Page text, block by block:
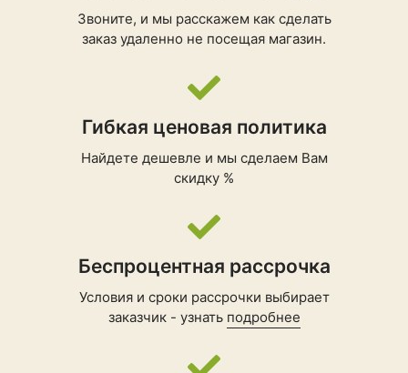
Звоните, и мы расскажем как сделать
заказ удаленно не посещая магазин.
Гибкая ценовая политика
Найдете дешевле и мы сделаем Вам
скидку %
Беспроцентная рассрочка
Условия и сроки рассрочки выбирает
заказчик - узнать подробнее